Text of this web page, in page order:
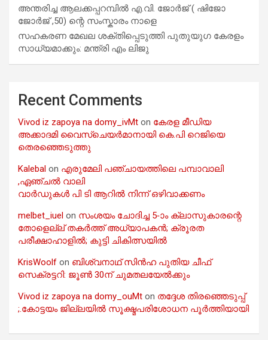
അന്തരിച്ച ആ​ല​ക്ക​പ്പ​റമ്പിൽ​ എ.​വി. ജോ​ർ​ജ് ( ഷിജോ
ജോർജ് ,50) ന്റെ സംസ്കാരം നാളെ
സഹകരണ മേഖല ശക്തിപ്പെടുത്തി പുതുയുഗ കേരളം
സാധ്യമാക്കും: മന്ത്രി എം ലിജു
Recent Comments
Vivod iz zapoya na domy_ivMt on കേരള മീഡിയ
അക്കാദമി വൈസ്ചെയർമാനായി കെ.പി റെജിയെ
തെരഞ്ഞെടുത്തു
Kalebal on എരുമേലി പഞ്ചായത്തിലെ പമ്പാവാലി
,ഏഞ്ചൽ വാലി
വാർഡുകൾ പി ടി ആറിൽ നിന്ന് ഒഴിവാക്കണം
melbet_iuel on സംശയം ചോദിച്ച 5-ാം ക്ലാസുകാരന്റെ
തോളെല്ല് തകർത്ത് അധ്യാപകൻ; ക്രൂരത
പരീക്ഷാഹാളിൽ; കുട്ടി ചികിത്സയിൽ
KrisWoolf on ബിശ്വനാഥ് സിൻഹ പുതിയ ചീഫ്
സെക്രട്ടറി: ജൂൺ 30ന് ചുമതലയേൽക്കും
Vivod iz zapoya na domy_ouMt on തദ്ദേശ തിരഞ്ഞെടുപ്പ്
;.കോട്ടയം ജില്ലയിൽ സൂക്ഷ്മപരിശോധന പൂർത്തിയായി